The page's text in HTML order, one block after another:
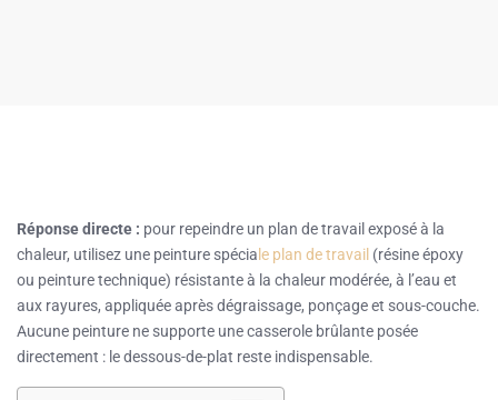
Réponse directe : pour repeindre un plan de travail exposé à la
chaleur, utilisez une peinture spécia le plan de travail (résine époxy
ou peinture technique) résistante à la chaleur modérée, à l’eau et
aux rayures, appliquée après dégraissage, ponçage et sous-couche.
Aucune peinture ne supporte une casserole brûlante posée
directement : le dessous-de-plat reste indispensable.